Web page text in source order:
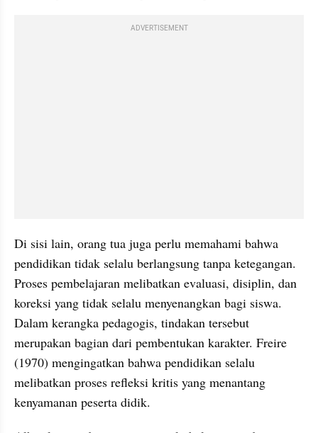
ADVERTISEMENT
Di sisi lain, orang tua juga perlu memahami bahwa
pendidikan tidak selalu berlangsung tanpa ketegangan.
Proses pembelajaran melibatkan evaluasi, disiplin, dan
koreksi yang tidak selalu menyenangkan bagi siswa.
Dalam kerangka pedagogis, tindakan tersebut
merupakan bagian dari pembentukan karakter. Freire
(1970) mengingatkan bahwa pendidikan selalu
melibatkan proses refleksi kritis yang menantang
kenyamanan peserta didik.